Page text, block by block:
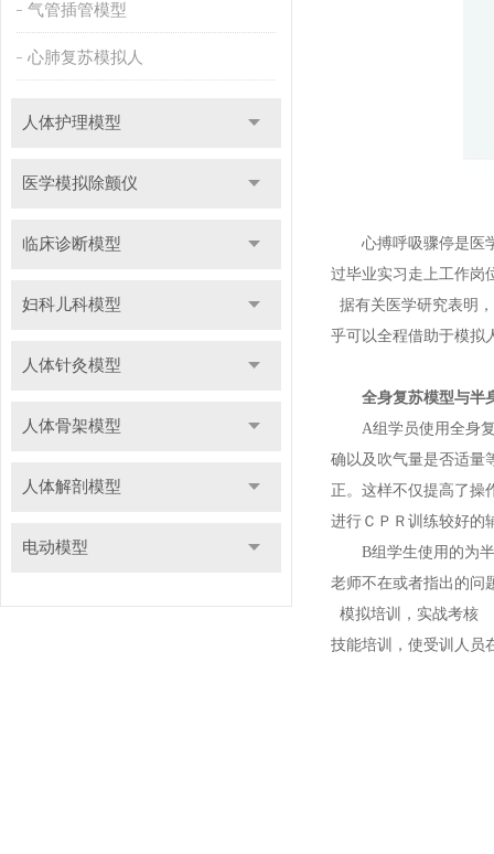
气管插管模型
心肺复苏模拟人
人体护理模型
医学模拟除颤仪
临床诊断模型
妇科儿科模型
人体针灸模型
人体骨架模型
人体解剖模型
电动模型
心搏呼吸骤停是医学
过毕业实习走上工作岗
据有关医学研究表明
乎可以全程借助于模拟
全身复苏模型与半
A组学员使用全身复
确以及吹气量是否适量
正。这样不仅提高了操
进行ＣＰＲ训练较好的
B组学生使用的为半
老师不在或者指出的问
模拟培训，实战考核
技能培训，使受训人员